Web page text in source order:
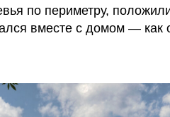
по периметру,
вместе с домом — как